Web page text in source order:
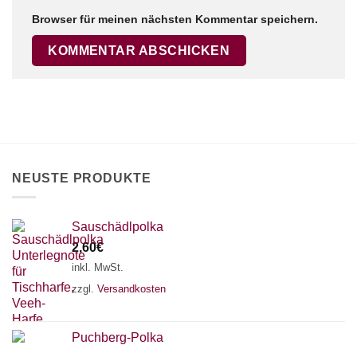
Browser für meinen nächsten Kommentar speichern.
NEUSTE PRODUKTE
Sauschädlpolka
2,60€
inkl. MwSt.
zzgl. Versandkosten
Puchberg-Polka